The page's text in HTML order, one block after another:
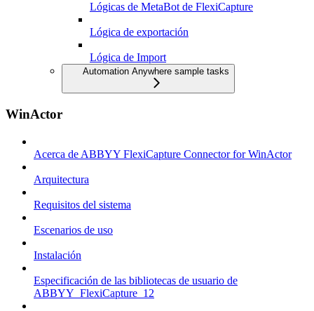
Lógicas de MetaBot de FlexiCapture
Lógica de exportación
Lógica de Import
Automation Anywhere sample tasks
WinActor
Acerca de ABBYY FlexiCapture Connector for WinActor
Arquitectura
Requisitos del sistema
Escenarios de uso
Instalación
Especificación de las bibliotecas de usuario de
ABBYY_FlexiCapture_12